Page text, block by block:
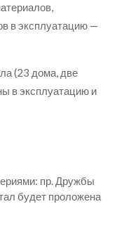
в эксплуатацию —
(23 дома, две
в эксплуатацию и
пр. Дружбы
будет проложена